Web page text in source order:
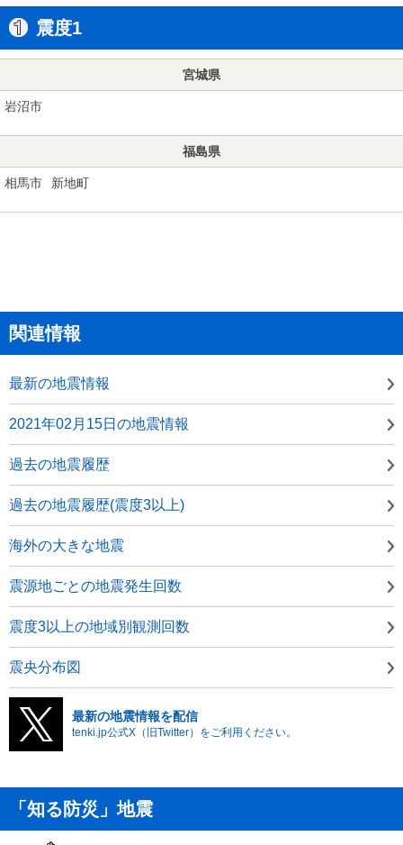
震度1
宮城県
岩沼市
福島県
相馬市 新地町
関連情報
最新の地震情報
2021年02月15日の地震情報
過去の地震履歴
過去の地震履歴(震度3以上)
海外の大きな地震
震源地ごとの地震発生回数
震度3以上の地域別観測回数
震央分布図
最新の地震情報を配信
tenki.jp公式X（旧Twitter）をご利用ください。
「知る防災」地震